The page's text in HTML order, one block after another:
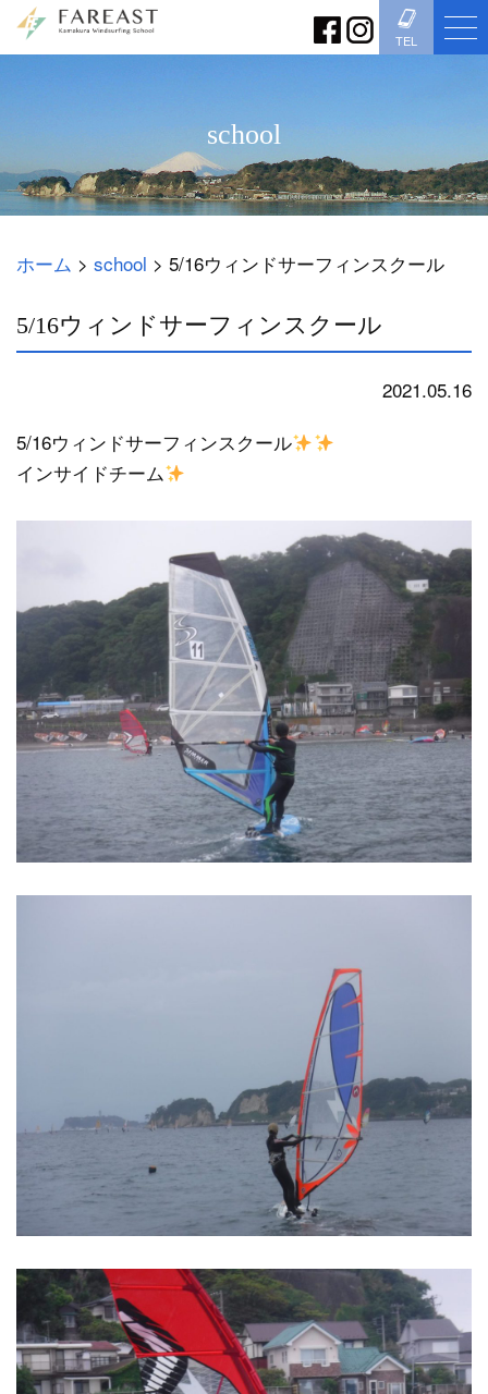
TEL
school
ホーム > school > 5/16ウィンドサーフィンスクール
5/16ウィンドサーフィンスクール
2021.05.16
5/16ウィンドサーフィンスクール
インサイドチーム